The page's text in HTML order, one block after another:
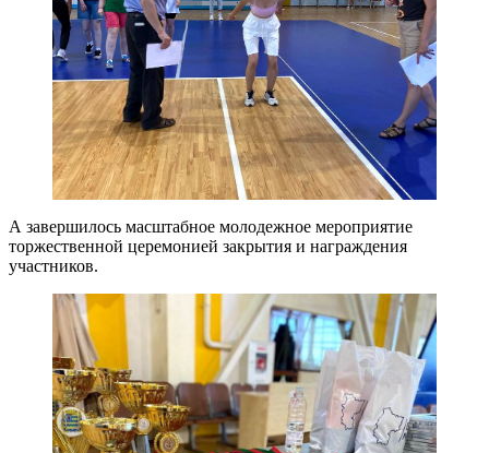
А завершилось масштабное молодежное мероприятие
торжественной церемонией закрытия и награждения
участников.